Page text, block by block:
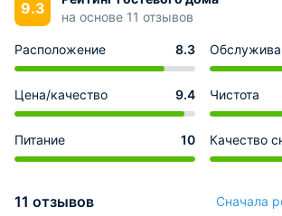
9.3
на основе 11 отзывов
Расположение 8.3
Цена/качество 9.4 Чистота
Питание 10 Качество
11 отзывов Сначала